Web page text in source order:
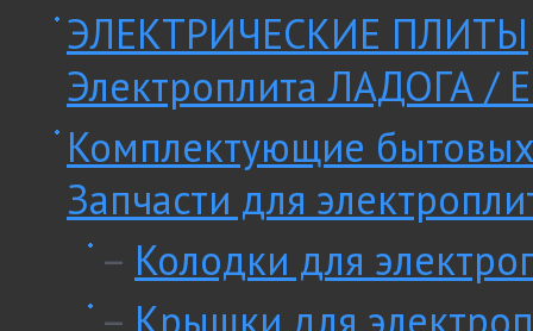
ЭЛЕКТРИЧЕСКИЕ ПЛИТЫ
Электроплита ЛАДОГА /
Комплектующие
Запчасти для
– Колодки для
– Крышки для